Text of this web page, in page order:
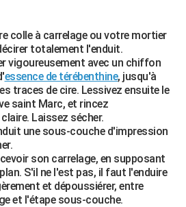
colle à carrelage ou votre mortier
totalement l'enduit.
vigoureusement avec un chiffon
essence de térébenthine, jusqu'à
traces de cire. Lessivez ensuite le
saint Marc, et rincez
Laissez sécher.
une sous-couche d'impression
son carrelage, en supposant
S'il ne l'est pas, il faut l'enduire
et dépoussiérer, entre
et l'étape sous-couche.